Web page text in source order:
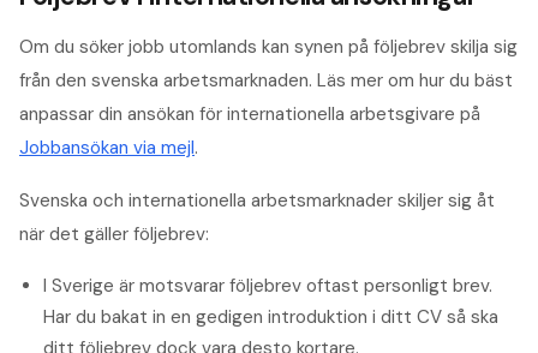
Om du söker jobb utomlands kan synen på följebrev skilja sig
från den svenska arbetsmarknaden. Läs mer om hur du bäst
anpassar din ansökan för internationella arbetsgivare på
Jobbansökan via mejl.
Svenska och internationella arbetsmarknader skiljer sig åt
när det gäller följebrev:
I Sverige är motsvarar följebrev oftast personligt brev.
Har du bakat in en gedigen introduktion i ditt CV så ska
ditt följebrev dock vara desto kortare.